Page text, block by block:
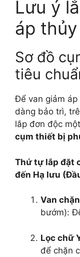
Lưu ý
áp
Sơ đồ
tiêu
Để van giảm
dàng bảo trì,
lắp đơn độc
cụm thiết bị
Thứ tự lắp đặt
đến Hạ lưu
Van
bướm):
Lọc chữ
để chặn